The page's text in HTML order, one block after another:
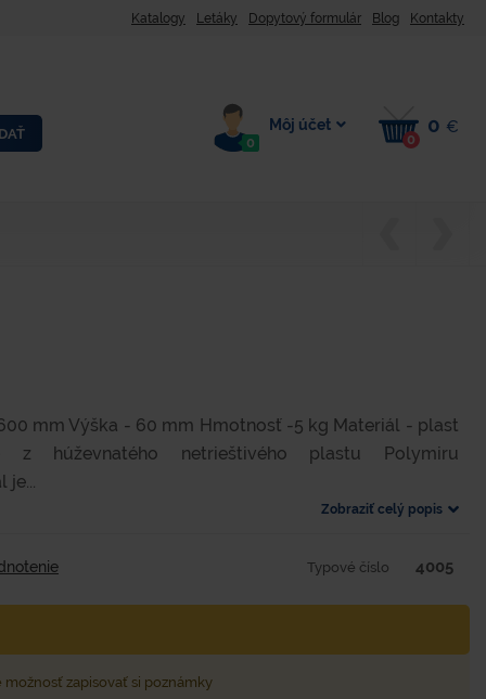
Katalogy Letáky Dopytový formulár Blog Kontakty
0
Môj účet
0
0 €
mm Výška - 60 mm Hmotnosť -5 kg Materiál - plast
z húževnatého netrieštivého plastu Polymiru
je...
Zobraziť celý popis
Typové číslo 4005
možnosť zapisovať si poznámky